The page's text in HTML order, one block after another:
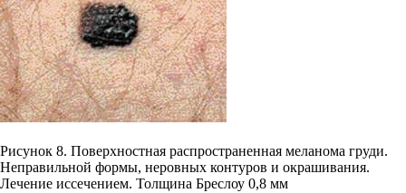
Рисунок 8. Поверхностная распространенная меланома груди.
Неправильной формы, неровных контуров и окрашивания.
Лечение иссечением. Толщина Бреслоу 0,8 мм